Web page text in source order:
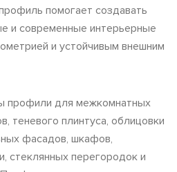
помогает создавать
и современные интерьерные
и устойчивым внешним
профили для межкомнатных
теневого плинтуса, облицовки
фасадов, шкафов,
стеклянных перегородок и